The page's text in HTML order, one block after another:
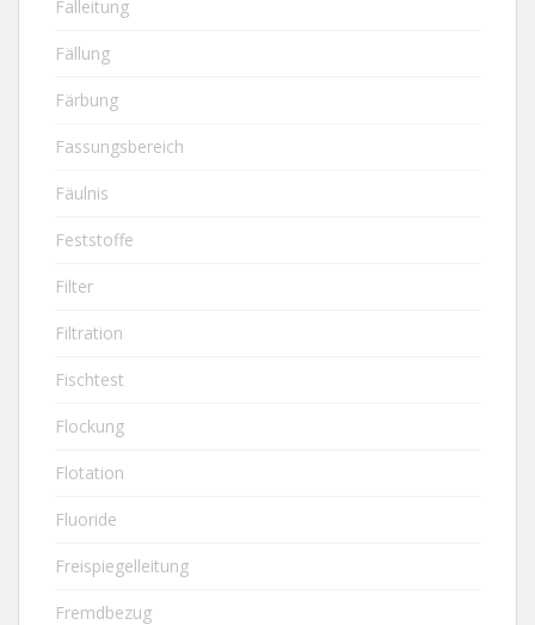
Falleitung
Fällung
Färbung
Fassungsbereich
Fäulnis
Feststoffe
Filter
Filtration
Fischtest
Flockung
Flotation
Fluoride
Freispiegelleitung
Fremdbezug